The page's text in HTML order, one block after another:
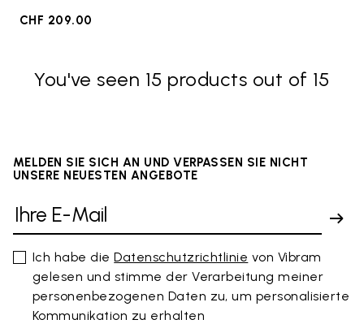
CHF 209.00
You've seen 15 products out of 15
MELDEN SIE SICH AN UND VERPASSEN SIE NICHT
UNSERE NEUESTEN ANGEBOTE
Ich habe dieDatenschutzrichtlinie von Vibram
gelesen und stimme der Verarbeitung meiner
personenbezogenen Daten zu, um personalisierte
Kommunikation zu erhalten